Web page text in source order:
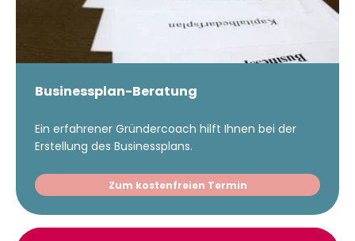
Businessplan-Beratung
Ein erfahrener Gründercoach hilft Ihnen bei der
Erstellung des Businessplans.
Zum kostenfreien Termin